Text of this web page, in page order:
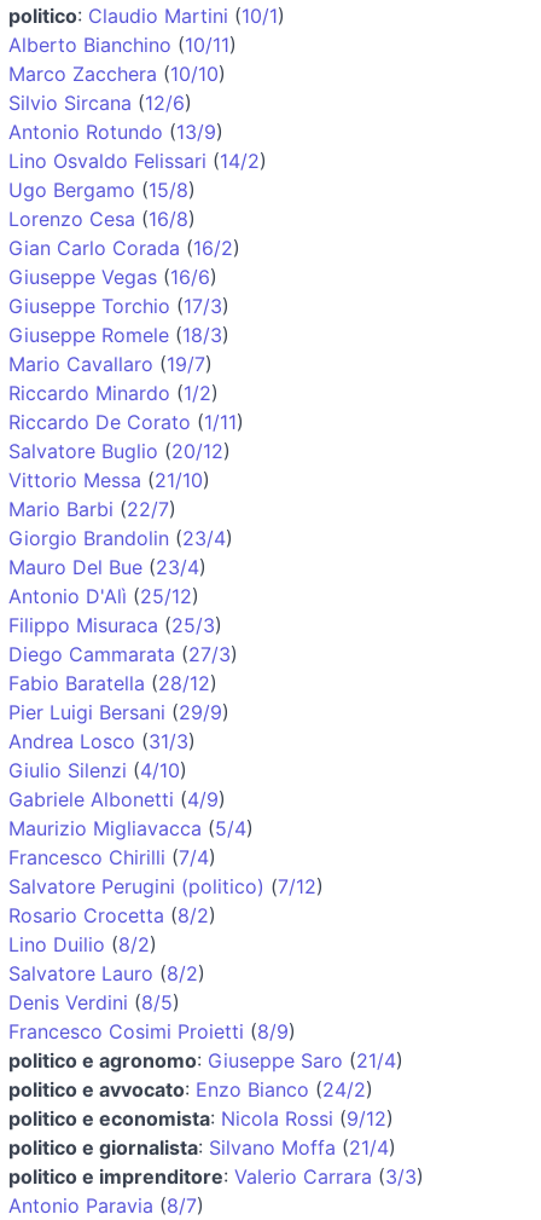
politico: Claudio Martini (10/1)
Alberto Bianchino (10/11)
Marco Zacchera (10/10)
Silvio Sircana (12/6)
Antonio Rotundo (13/9)
Lino Osvaldo Felissari (14/2)
Ugo Bergamo (15/8)
Lorenzo Cesa (16/8)
Gian Carlo Corada (16/2)
Giuseppe Vegas (16/6)
Giuseppe Torchio (17/3)
Giuseppe Romele (18/3)
Mario Cavallaro (19/7)
Riccardo Minardo (1/2)
Riccardo De Corato (1/11)
Salvatore Buglio (20/12)
Vittorio Messa (21/10)
Mario Barbi (22/7)
Giorgio Brandolin (23/4)
Mauro Del Bue (23/4)
Antonio D'Alì (25/12)
Filippo Misuraca (25/3)
Diego Cammarata (27/3)
Fabio Baratella (28/12)
Pier Luigi Bersani (29/9)
Andrea Losco (31/3)
Giulio Silenzi (4/10)
Gabriele Albonetti (4/9)
Maurizio Migliavacca (5/4)
Francesco Chirilli (7/4)
Salvatore Perugini (politico) (7/12)
Rosario Crocetta (8/2)
Lino Duilio (8/2)
Salvatore Lauro (8/2)
Denis Verdini (8/5)
Francesco Cosimi Proietti (8/9)
politico e agronomo: Giuseppe Saro (21/4)
politico e avvocato: Enzo Bianco (24/2)
politico e economista: Nicola Rossi (9/12)
politico e giornalista: Silvano Moffa (21/4)
politico e imprenditore: Valerio Carrara (3/3)
Antonio Paravia (8/7)